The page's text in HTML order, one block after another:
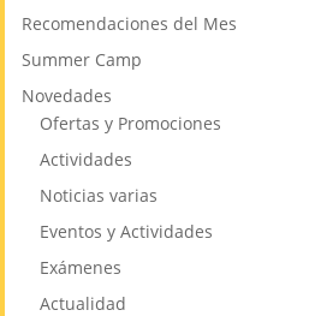
Recomendaciones del Mes
Summer Camp
Novedades
Ofertas y Promociones
Actividades
Noticias varias
Eventos y Actividades
Exámenes
Actualidad